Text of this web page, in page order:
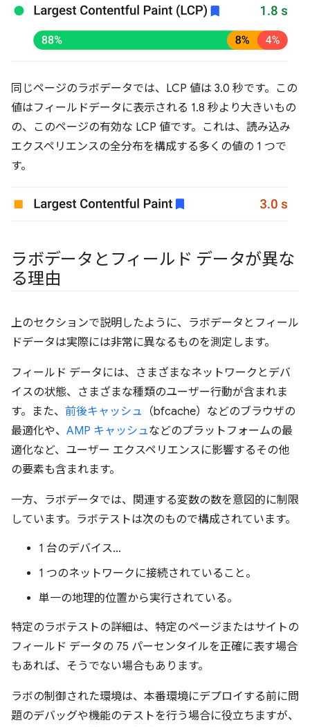
同じページのラボデータでは、LCP 値は 3.0 秒です。この
値はフィールドデータに表示される 1.8 秒より大きいもの
の、このページの有効な LCP 値です。これは、読み込み
エクスペリエンスの全分布を構成する多くの値の 1 つで
す。
ラボデータとフィールド データが異な
る理由
上のセクションで説明したように、ラボデータとフィール
ドデータは実際には非常に異なるものを測定します。
フィールド データには、さまざまなネットワークとデバ
イスの状態、さまざまな種類のユーザー行動が含まれま
す。また、 前後キャッシュ （bfcache）などのブラウザの
最適化や、 AMP キャッシュなどのプラットフォームの最
適化など、ユーザー エクスペリエンスに影響するその他
の要素も含まれます。
一方、ラボデータでは、関連する変数の数を意図的に制限
しています。ラボテストは次のもので構成されています。
1 台のデバイス…
1 つのネットワークに接続されていること。
単一の地理的位置から実行されている。
特定のラボテストの詳細は、特定のページまたはサイトの
フィールド データの 75 パーセンタイルを正確に表す場合
もあれば、そうでない場合もあります。
ラボの制御された環境は、本番環境にデプロイする前に問
題のデバッグや機能のテストを行う場合に役立ちますが、